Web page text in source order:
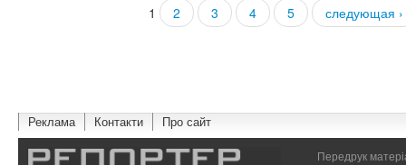
1 2 3 4 5 следующая ›
Реклама Контакти Про сайт
Передрук